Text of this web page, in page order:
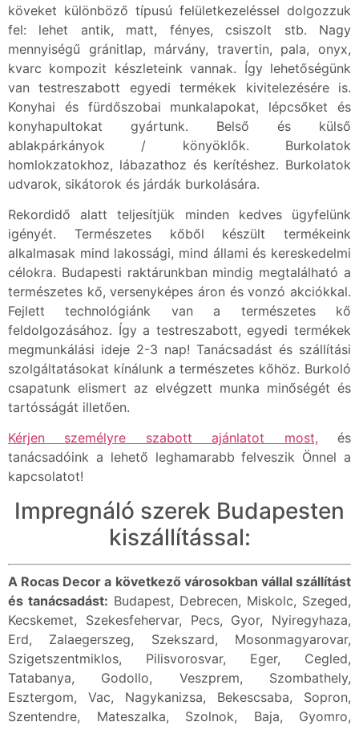
köveket különböző típusú felületkezeléssel dolgozzuk
fel: lehet antik, matt, fényes, csiszolt stb. Nagy
mennyiségű gránitlap, márvány, travertin, pala, onyx,
kvarc kompozit készleteink vannak. Így lehetőségünk
van testreszabott egyedi termékek kivitelezésére is.
Konyhai és fürdőszobai munkalapokat, lépcsőket és
konyhapultokat gyártunk. Belső és külső
ablakpárkányok / könyöklők. Burkolatok
homlokzatokhoz, lábazathoz és kerítéshez. Burkolatok
udvarok, sikátorok és járdák burkolására.
Rekordidő alatt teljesítjük minden kedves ügyfelünk
igényét. Természetes kőből készült termékeink
alkalmasak mind lakossági, mind állami és kereskedelmi
célokra. Budapesti raktárunkban mindig megtalálható a
természetes kő, versenyképes áron és vonzó akciókkal.
Fejlett technológiánk van a természetes kő
feldolgozásához. Így a testreszabott, egyedi termékek
megmunkálási ideje 2-3 nap! Tanácsadást és szállítási
szolgáltatásokat kínálunk a természetes kőhöz. Burkoló
csapatunk elismert az elvégzett munka minőségét és
tartósságát illetően.
Kérjen személyre szabott ajánlatot most, és
tanácsadóink a lehető leghamarabb felveszik Önnel a
kapcsolatot!
Impregnáló szerek Budapesten
kiszállítással:
A Rocas Decor a következő városokban vállal szállítást
és tanácsadást: Budapest, Debrecen, Miskolc, Szeged,
Kecskemet, Szekesfehervar, Pecs, Gyor, Nyiregyhaza,
Erd, Zalaegerszeg, Szekszard, Mosonmagyarovar,
Szigetszentmiklos, Pilisvorosvar, Eger, Cegled,
Tatabanya, Godollo, Veszprem, Szombathely,
Esztergom, Vac, Nagykanizsa, Bekescsaba, Sopron,
Szentendre, Mateszalka, Szolnok, Baja, Gyomro,